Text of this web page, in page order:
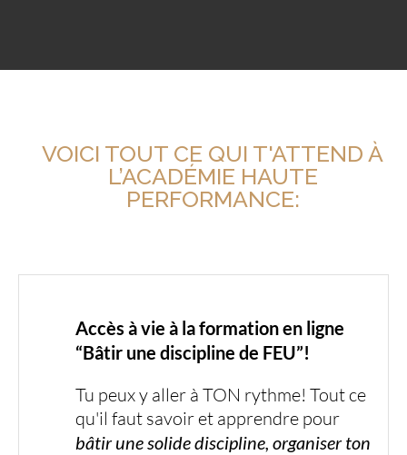
VOICI TOUT CE QUI T'ATTEND À
L’ACADÉMIE HAUTE
PERFORMANCE:
Accès à vie à la formation en ligne
“Bâtir une discipline de FEU”!
Tu peux y aller à TON rythme! Tout ce
qu'il faut savoir et apprendre pour
bâtir une solide discipline, organiser ton